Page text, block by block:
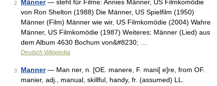
2 Männer— steht für Filme: Annies Männer, US Filmkomödie
von Ron Shelton (1988) Die Männer, US Spielfilm (1950)
Männer (Film) Männer wie wir, US Filmkomödie (2004) Wahre
Männer, US Filmkomödie (1987) Weiteres: Männer (Lied) aus
dem Album 4630 Bochum von&#8230; …
Deutsch Wikipedia
3 Manner— Man ner, n. [OE. manere, F. mani[ e]re, from OF.
manier, adj., manual, skillful, handy, fr. (assumed) LL.